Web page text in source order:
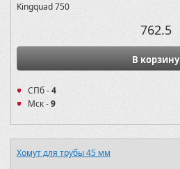
Kingquad 750
762.5
В корзину
СПб -4
Мск -9
Хомут для трубы 45 мм